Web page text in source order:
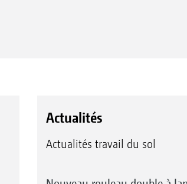
Actualités
Actualités travail du sol